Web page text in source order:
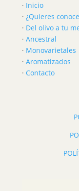
· Inicio
· ¿Quieres
· Del olivo a tu
· Ancestral
· Monovarietales
· Aromatizados
· Contacto